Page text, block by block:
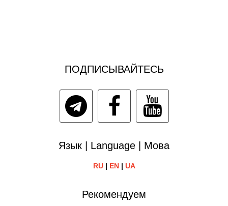
ПОДПИСЫВАЙТЕСЬ
Язык | Language | Мова
RU| EN| UA
Рекомендуем